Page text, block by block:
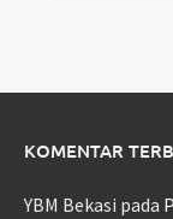
KOMENTAR
YBM Bekasi pada